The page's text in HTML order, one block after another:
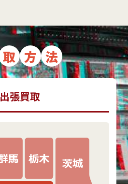
取 方 法
出張買取